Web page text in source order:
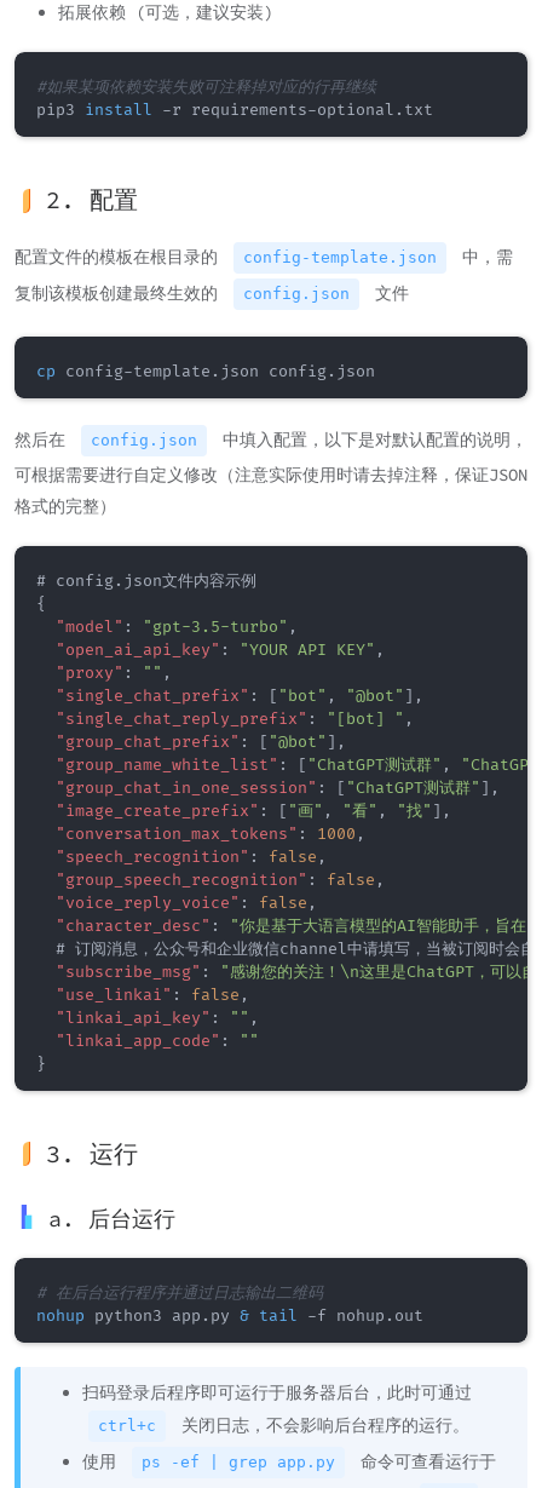
拓展依赖 (可选，建议安装)
#如果某项依赖安装失败可注释掉对应的行再继续
pip3 install
2. 配置
配置文件的模板在根目录的 config-template.json
中，需
复制该模板创建最终生效的
config.json 文件
cp
然后在 config.json
中填入配置，以下是对默认配置的说明，
可根据需要进行自定义修改（注意实际使用时请去掉注释，保证JSON
格式的完整）
{
"model" : "gpt-3.5-turbo" ,
"open_ai_api_key" : "YOUR API KEY" ,
"proxy" : "" ,
"single_chat_prefix" : [ "bot" , "@bot" ] ,
"single_chat_reply_prefix" : "[bot] " ,
"group_chat_prefix" : [ "@bot" ] ,
"group_name_white_list" : [ "ChatGPT测试群" ,
"group_chat_in_one_session" : [ "ChatGPT测试群" ] ,
"image_create_prefix" : [ "画" , "看" , "找" ] ,
"conversation_max_tokens" : 1000 ,
"speech_recognition" : false ,
"group_speech_recognition" : false ,
"voice_reply_voice" : false ,
"character_desc" :
"你是基于大语言模型的AI智能助手，旨在
# 订阅消息，公众号和企业微信channel中请填写，当被订阅时会自
"subscribe_msg" :
"感谢您的关注！\n这里是ChatGPT，可
"use_linkai" : false ,
"linkai_api_key" : "" ,
"linkai_app_code" :
""
}
3. 运行
a. 后台运行
# 在后台运行程序并通过日志输出二维码
nohup python3 app.py & tail
扫码登录后程序即可运行于服务器后台，此时可通过
ctrl+c
关闭日志，不会影响后台程序的运行。
使用
ps -ef | grep app.py
命令可查看运行于